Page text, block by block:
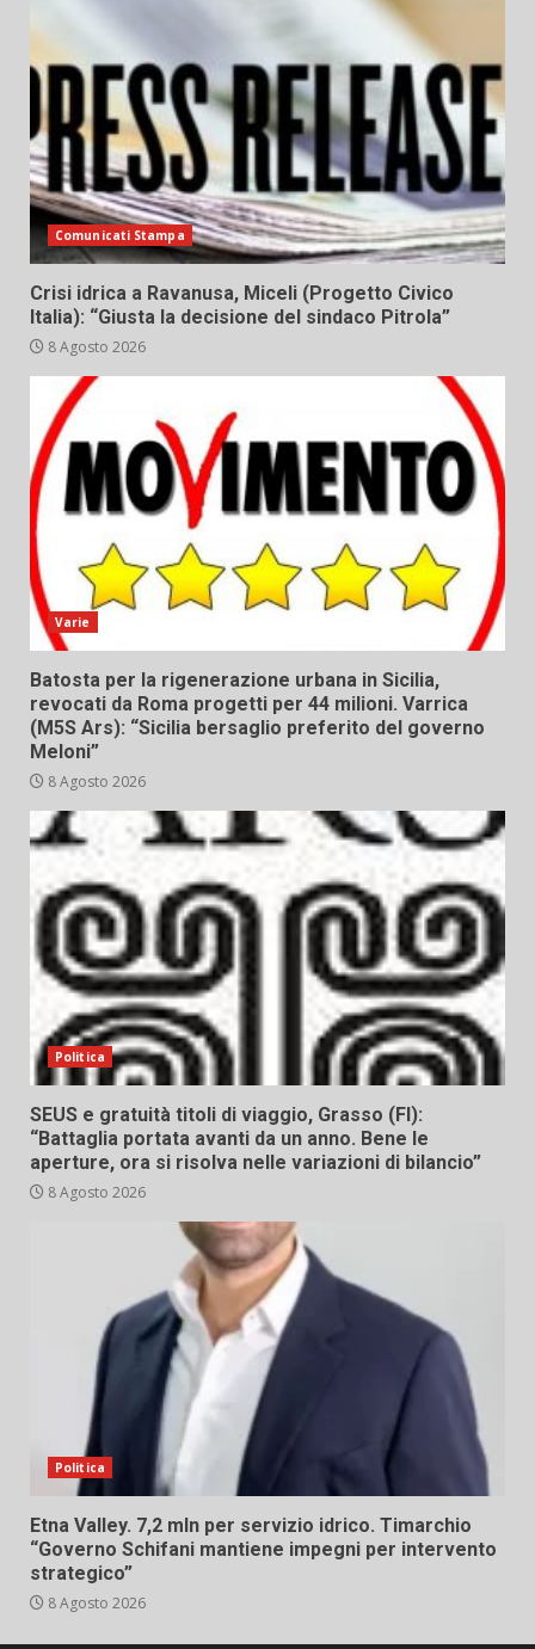
Comunicati Stampa
Crisi idrica a Ravanusa, Miceli (Progetto Civico
Italia): “Giusta la decisione del sindaco Pitrola”
8 Agosto 2026
Varie
Batosta per la rigenerazione urbana in Sicilia,
revocati da Roma progetti per 44 milioni. Varrica
(M5S Ars): “Sicilia bersaglio preferito del governo
Meloni”
8 Agosto 2026
Politica
SEUS e gratuità titoli di viaggio, Grasso (FI):
“Battaglia portata avanti da un anno. Bene le
aperture, ora si risolva nelle variazioni di bilancio”
8 Agosto 2026
Politica
Etna Valley. 7,2 mln per servizio idrico. Timarchio
“Governo Schifani mantiene impegni per intervento
strategico”
8 Agosto 2026